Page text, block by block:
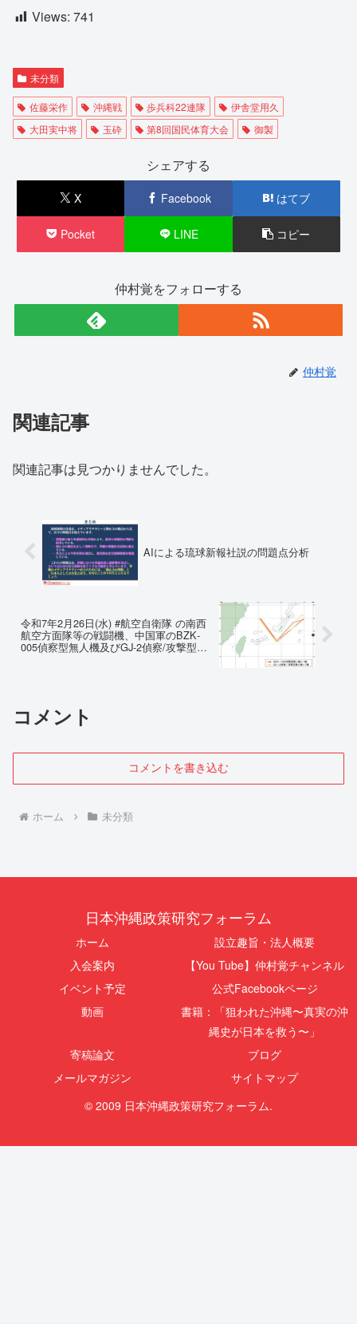
Views: 741
未分類
佐藤栄作 沖縄戦 歩兵科22連隊
伊舎堂用久
大田実中将
玉砕 第8回国民体育大会 御製
シェアする
X Facebook はてブ
Pocket LINE コピー
仲村覚をフォローする
仲村覚
関連記事
関連記事は見つかりませんでした。
AIによる琉球新報社説の問題点分析
令和7年2月26日(水) #航空自衛隊 の南西
航空方面隊等の戦闘機、中国軍のBZK‐
005偵察型無人機及びGJ‐2偵察/攻撃型無
コメント
コメントを書き込む
ホーム 未分類
日本沖縄政策研究フォーラム
ホーム
設立趣旨・法人概要
入会案内
【You Tube】仲村覚チャンネル
イベント予定
公式Facebookページ
動画
書籍：「狙われた沖縄〜真実の沖
縄史が日本を救う〜」
寄稿論文
ブログ
メールマガジン
サイトマップ
© 2009 日本沖縄政策研究フォーラム.